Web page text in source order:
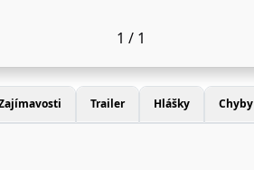
1 / 1
Trailer Hlášky Chyby